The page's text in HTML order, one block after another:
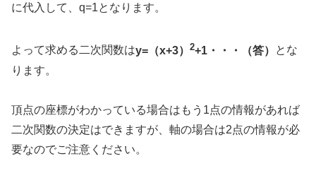
に代入して、q=1となります。
よって求める二次関数はy=（x+3） 2+1・・・（答）
とな
ります。
頂点の座標がわかっている場合はもう1点の情報があれば
二次関数の決定はできますが、軸の場合は2点の情報が必
要なのでご注意ください。